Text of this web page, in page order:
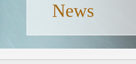
News